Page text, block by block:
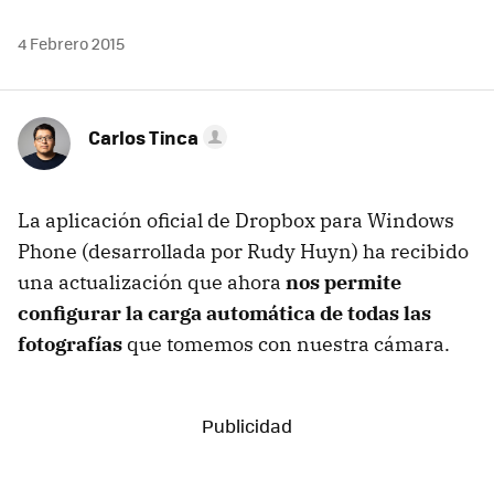
4 Febrero 2015
Carlos Tinca
La aplicación oficial de Dropbox para Windows
Phone (desarrollada por Rudy Huyn) ha recibido
una actualización que ahora nos permite
configurar la carga automática de todas las
fotografías que tomemos con nuestra cámara.